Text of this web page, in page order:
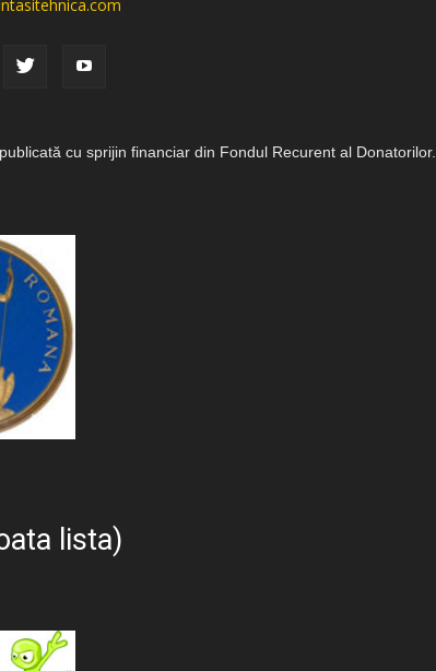
cu sprijin financiar din Fondul Recurent al Donatorilor.
lista)